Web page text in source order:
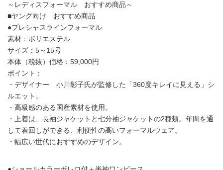
～レディスフォーマル おすすめ商品～
■ヤング向け おすすめ商品
●プレシャスラインフォーマル
素材：ポリエステル
サイズ：5～15号
本体（税抜）価格：59,000円
ポイント：
・デザイナー 小川彰子氏が監修した「360度キレイに見える」シ
ルエット。
・高級感のある国産素材を使用。
・上着は、長袖ジャケットと七分袖ジャケットの2種類。年間を通
して着回しができる、利便性の高いフォーマルウェア。
・幅広い世代におすすめのデザイン。